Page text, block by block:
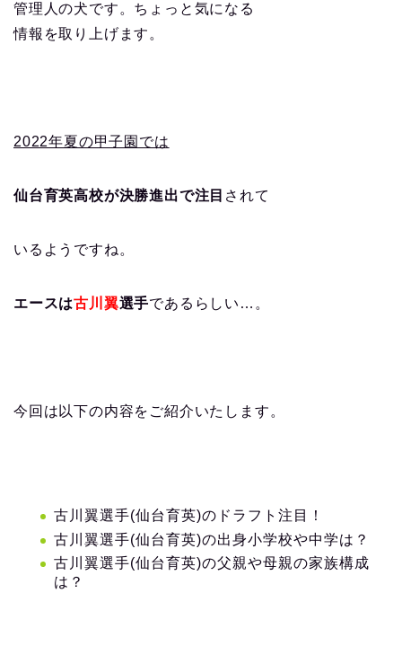
管理人の犬です。ちょっと気になる
情報を取り上げます。
2022年夏の甲子園では
仙台育英高校が決勝進出で注目 されて
いるようですね。
エースは古川翼選手であるらしい…。
今回は以下の内容をご紹介いたします。
古川翼選手(仙台育英)のドラフト注目！
古川翼選手(仙台育英)の出身小学校や中学は？
古川翼選手(仙台育英)の父親や母親の家族構成
は？